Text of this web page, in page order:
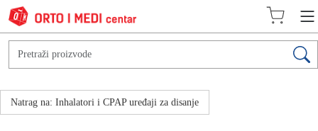
Natrag na: Inhalatori i CPAP uređaji za disanje